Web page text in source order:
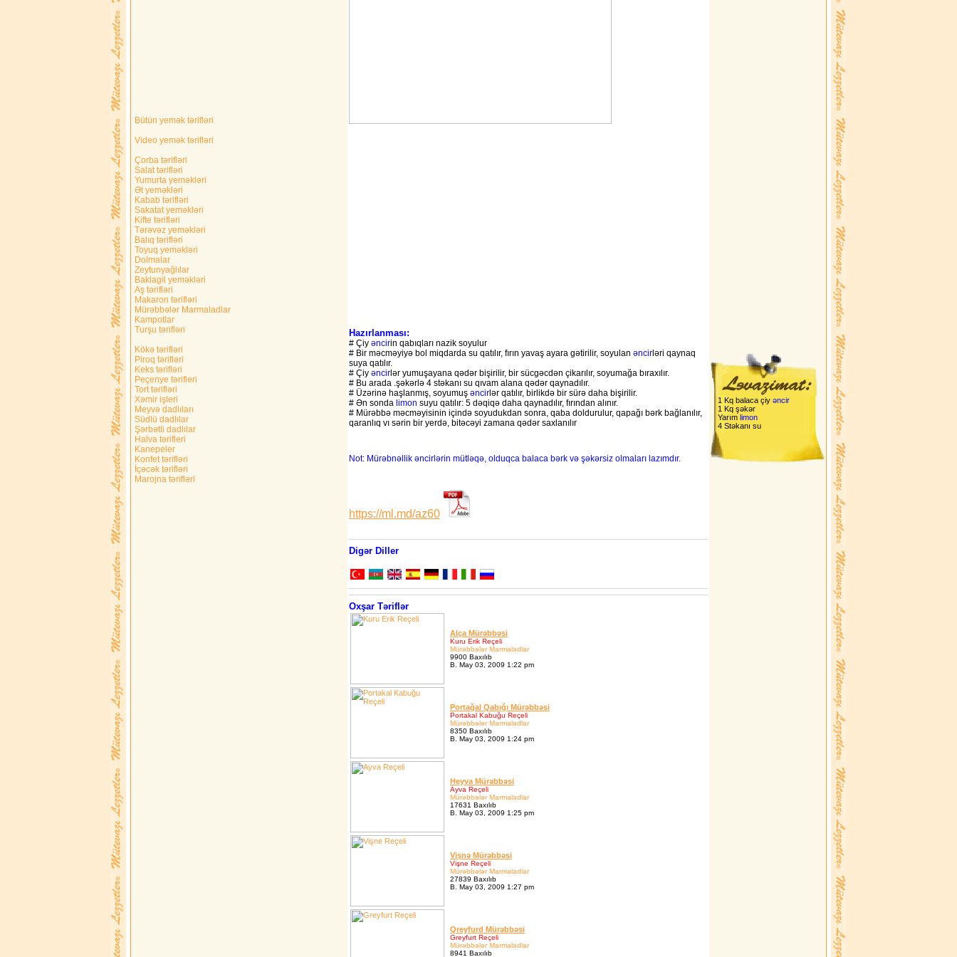
Bütün yemək tərifləri
Video yemək tərifləri
Çorba tərifləri
Salat tərifləri
Yumurta yeməkləri
Ət yeməkləri
Kabab tərifləri
Sakatat yeməkləri
Kifte tərifləri
Tərəvəz yeməkləri
Balıq tərifləri
Toyuq yeməkləri
Dolmalar
Zeytunyağlılar
Baklagil yeməkləri
Aş tərifləri
Makaron tərifləri
Mürəbbələr Marmaladlar
Kampotlar
Turşu tərifləri
Kökə tərifləri
Piroq tərifləri
Keks tərifləri
Peçenye tərifleri
Tort tərifləri
Xəmir işleri
Meyvə dadlıları
Südlü dadlılar
Şərbətli dadlılar
Halva tərifleri
Kanepeler
Konfet tərifləri
İçəcək tərifləri
Marojna tərifləri
Hazırlanması:
# Çiy əncirin qabıqları nazik soyulur
# Bir məcməyiyə bol miqdarda su qatılır, fırın yavaş ayara gətirilir, soyulan əncir ləri qaynaq
suya qatılır.
# Çiy əncir lər yumuşayana qədər bişirilir, bir sücgəcdən çikarılır, soyumağa bıraxılır.
# Bu arada .şəkərlə 4 stəkanı su qıvam alana qədər qaynadılır.
# Üzərinə haşlanmış, soyumuş əncir lər qatılır, birlikdə bir sürə daha bişirilir.
# Ən sonda limon suyu qatılır: 5 dəqiqə daha qaynadılır, fırından alınır.
# Mürəbbə məcməyisinin içində soyudukdan sonra, qaba doldurulur, qapağı bərk bağlanılır,
qaranlıq vı sərin bir yerdə, bitəcəyi zamana qədər saxlanılır
Not: Mürəbnəllik əncirlərin mütləqə, olduqca balaca bərk və şəkərsiz olmaları lazımdır.
https://ml.md/az60
Digər Diller
Oxşar Təriflər
Alça Mürəbbəsi
Kuru Erik Reçeli
Mürəbbələr Marmaladlar
9900 Baxılıb
B. May 03, 2009 1:22 pm
Portağal Qabığı Mürəbbəsi
Portakal Kabuğu Reçeli
Mürəbbələr Marmaladlar
8350 Baxılıb
B. May 03, 2009 1:24 pm
Heyva Mürəbbəsi
Ayva Reçeli
Mürəbbələr Marmaladlar
17631 Baxılıb
B. May 03, 2009 1:25 pm
Vişnə Mürəbbəsi
Vişne Reçeli
Mürəbbələr Marmaladlar
27839 Baxılıb
B. May 03, 2009 1:27 pm
Qreyfurd Mürəbbəsi
Greyfurt Reçeli
Mürəbbələr Marmaladlar
8941 Baxılıb
1 Kq balaca çiy əncir
1 Kq şəkər
Yarım limon
4 Stəkanı su